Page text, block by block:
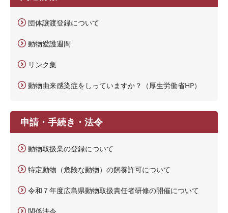
団体譲渡登録について
動物愛護週間
リンク集
動物由来感染症をしっていますか？（厚生労働省HP）
申請・手続き・法令
動物取扱業の登録について
特定動物（危険な動物）の飼養許可について
令和７年度広島県動物取扱責任者研修の開催について
関係法令